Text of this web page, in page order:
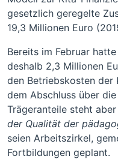
gesetzlich geregelte
19,3 Millionen Euro
Bereits im Februar
deshalb 2,3 Millionen
den Betriebskosten der
dem Abschluss über
Trägeranteile steht
der Qualität der
seien Arbeitszirkel,
Fortbildungen geplant.